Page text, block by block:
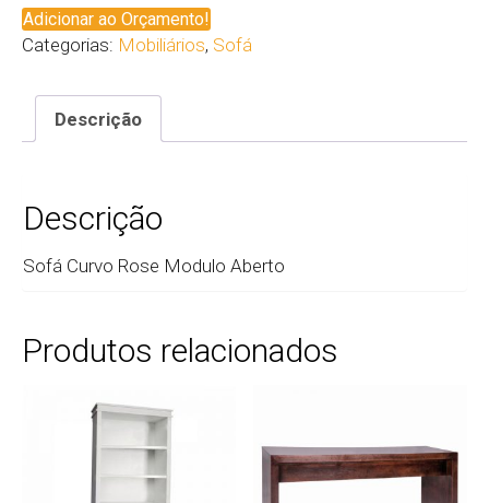
Adicionar ao Orçamento!
Categorias: Mobiliários, Sofá
Descrição
Descrição
Sofá Curvo Rose Modulo Aberto
Produtos relacionados